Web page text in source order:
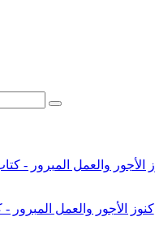
كنوز الأجور والعمل